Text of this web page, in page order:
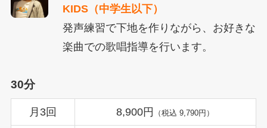
KIDS（中学生以下）
発声練習で下地を作りながら、お好きな
楽曲での歌唱指導を行います。
30分
月3回 8,900円 （税込 9,790円）